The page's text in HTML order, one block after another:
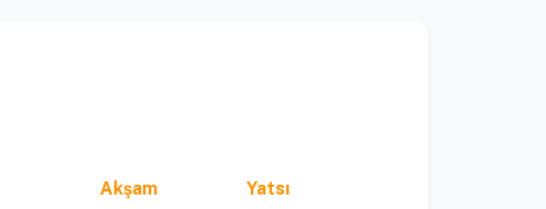
Akşam Yatsı